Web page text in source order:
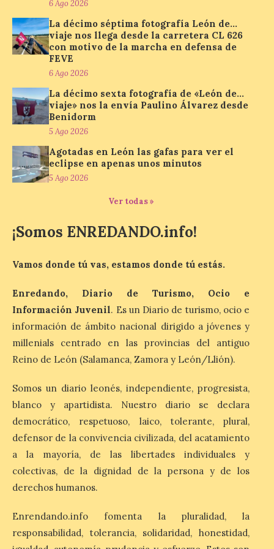
ocupa el noveno lugar. Los españoles
El Ayuntamiento de La
Bañeza presenta el
Festival One More Time,
una cita con la música de
los 80 y 90 para el 16 de
agosto en la Plaza Mayor.
6 Ago 2026
Se celebrará el próximo
partir de las 23:00 horas,
ciudad. El Salón de Plenos
del Ayuntamiento de La Bañeza ha
“Mirar un eclipse sin
protección adecuada
puede causar daños
irreversibles en la retina”
6 Ago 2026
La retinopatía solar puede
visión central, manchas en
el campo visual y
alteraciones en la
percepción de formas y colores. El
San Juan de Dios de León, Dr. Mahave
Ruiz, advierte de […]
La décimo séptima
6 Ago 2026
La décimo séptima fotografía León de…
viaje nos llega desde la carretera CL 626
con motivo de la marcha en defensa de
FEVE
6 Ago 2026
La décimo sexta fotografía de «León de…
viaje» nos la envía Paulino Álvarez desde
Benidorm
5 Ago 2026
Agotadas en León las gafas para ver el
eclipse en apenas unos minutos
5 Ago 2026
Ver todas »
¡Somos ENREDANDO.info!
Vamos donde tú vas, estamos donde tú estás.
Enredando, Diario de Turismo, Ocio e
Información Juvenil. Es un Diario de turismo, ocio e
información de ámbito nacional dirigido a jóvenes y
millenials centrado en las provincias del antiguo
Reino de León (Salamanca, Zamora y León/Llión).
Somos un diario leonés, independiente, progresista,
blanco y apartidista. Nuestro diario se declara
democrático, respetuoso, laico, tolerante, plural,
defensor de la convivencia civilizada, del acatamiento
a la mayoría, de las libertades individuales y
colectivas, de la dignidad de la persona y de los
derechos humanos.
Enrendando.info fomenta la pluralidad, la
responsabilidad, tolerancia, solidaridad, honestidad,